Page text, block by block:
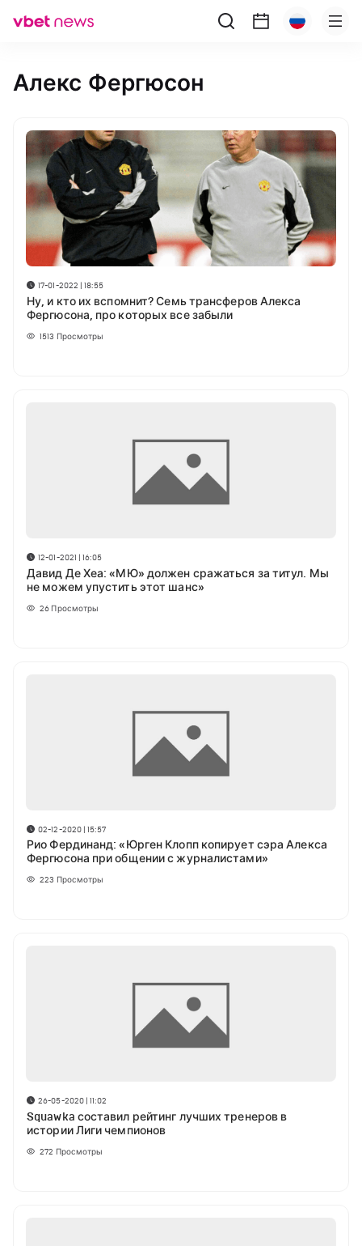
Алекс Фергюсон
17-01-2022 | 18:55
Ну, и кто их вспомнит? Семь трансферов Алекса
Фергюсона, про которых все забыли
1513 Просмотры
12-01-2021 | 16:05
Давид Де Хеа: «МЮ» должен сражаться за титул. Мы
не можем упустить этот шанс»
26 Просмотры
02-12-2020 | 15:57
Рио Фердинанд: «Юрген Клопп копирует сэра Алекса
Фергюсона при общении с журналистами»
223 Просмотры
26-05-2020 | 11:02
Squawka составил рейтинг лучших тренеров в
истории Лиги чемпионов
272 Просмотры